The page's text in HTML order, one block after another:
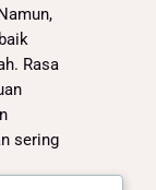
Rasa
sering